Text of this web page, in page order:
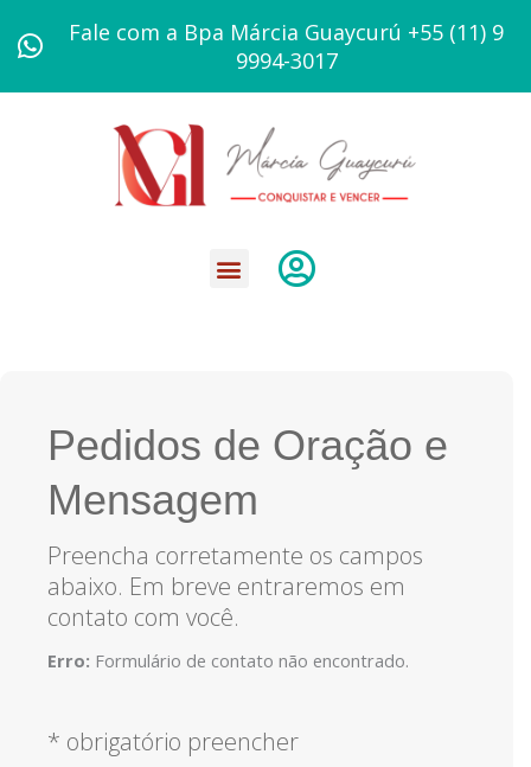
para
conteúdo
Fale com a Bpa Márcia Guaycurú +55 (11) 9
9994-3017
Pedidos de Oração e
Mensagem
Preencha corretamente os campos
abaixo. Em breve entraremos em
contato com você.
Erro: Formulário de contato não encontrado.
* obrigatório preencher